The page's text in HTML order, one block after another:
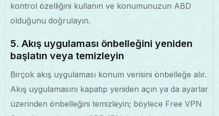
kontrol özelliğini kullanın ve konumunuzun ABD
olduğunu doğrulayın.
5. Akış uygulaması önbelleğini yeniden
başlatın veya temizleyin
Birçok akış uygulaması konum verisini önbelleğe alır.
Akış uygulamasını kapatıp yeniden açın ya da ayarlar
üzerinden önbelleğini temizleyin; böylece Free VPN